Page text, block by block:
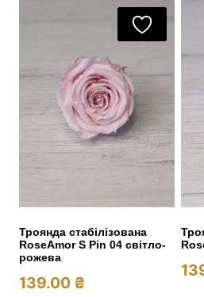
Троянда стабілізована
RoseAmor S Pin 04 світло-
рожева
139.00 ₴